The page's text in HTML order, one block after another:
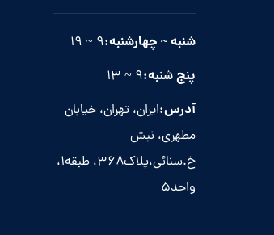
شنبه ~ چهارشنبه:۹ ~ ۱۹
پنج شنبه:۹ ~ ۱۳
آدرس:ایران، تهران، خیابان
مطهری، نبش
خ.سنائی،پلاک۳۶۸، طبقه۱،
واحد۵